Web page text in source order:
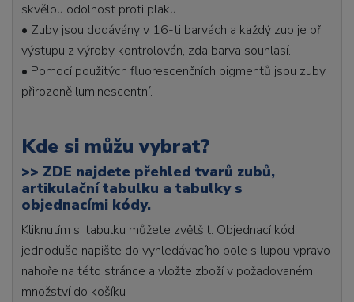
skvělou odolnost proti plaku.
• Zuby jsou dodávány v 16-ti barvách a každý zub je při
výstupu z výroby kontrolován, zda barva souhlasí.
• Pomocí použitých fluorescenčních pigmentů jsou zuby
přirozeně luminescentní.
Kde si můžu vybrat?
>> ZDE najdete přehled tvarů zubů,
artikulační tabulku a tabulky s
objednacími kódy.
Kliknutím si tabulku můžete zvětšit. Objednací kód
jednoduše napište do vyhledávacího pole s lupou vpravo
nahoře na této stránce a vložte zboží v požadovaném
množství do košíku